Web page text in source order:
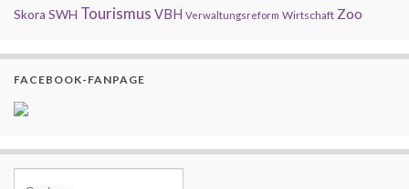
Skora SWH Tourismus VBH Verwaltungsreform Wirtschaft Zoo
FACEBOOK-FANPAGE